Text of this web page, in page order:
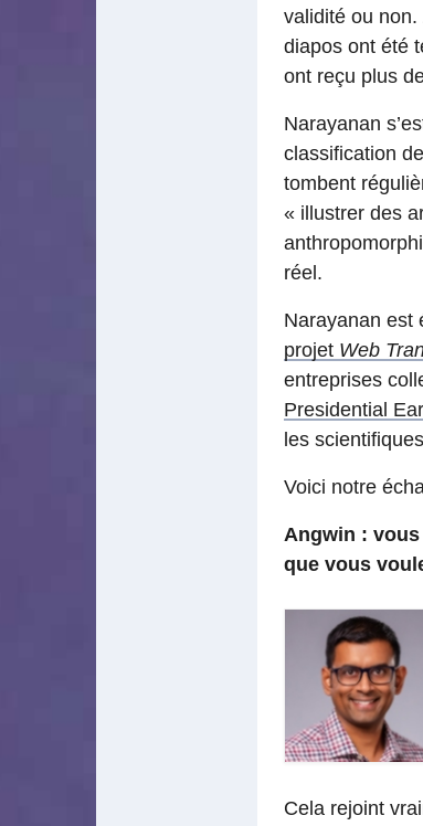
validité ou
diapos ont été
ont reçu plus
Narayanan
classification
tombent
« illustrer des
réel.
Narayanan est
projet Web
entreprises
Presidential
les
Voici notre
Angwin : vous
que vous
Cela rejoint